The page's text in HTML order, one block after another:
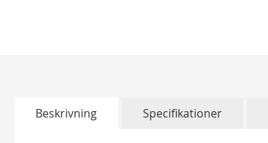
bildgalleriet
Beskrivning Specifikationer